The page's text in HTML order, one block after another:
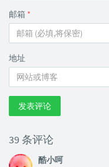
邮箱 *
地址
发表评论
39 条评论
酷小呵